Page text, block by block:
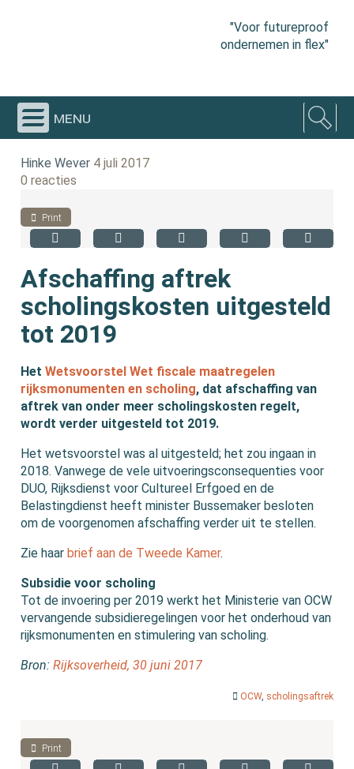
"Voor futureproof
ondernemen in flex"
menu
Hinke Wever 4 juli 2017
0 reacties
Print
Afschaffing aftrek
scholingskosten uitgesteld
tot 2019
HetWetsvoorstel Wet fiscale maatregelen
rijksmonumenten en scholing, dat afschaffing van
aftrek van onder meer scholingskosten regelt,
wordt verder uitgesteld tot 2019.
Het wetsvoorstel was al uitgesteld; het zou ingaan in
2018. Vanwege de vele uitvoeringsconsequenties voor
DUO, Rijksdienst voor Cultureel Erfgoed en de
Belastingdienst heeft minister Bussemaker besloten
om de voorgenomen afschaffing verder uit te stellen.
Zie haar brief aan de Tweede Kamer.
Subsidie voor scholing
Tot de invoering per 2019 werkt het Ministerie van OCW
vervangende subsidieregelingen voor het onderhoud van
rijksmonumenten en stimulering van scholing.
Bron:Rijksoverheid, 30 juni 2017
OCW, scholingsaftrek
Print